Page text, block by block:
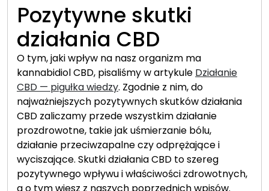
Pozytywne skutki
działania CBD
O tym, jaki wpływ na nasz organizm ma
kannabidiol CBD, pisaliśmy w artykule Działanie
CBD — pigułka wiedzy. Zgodnie z nim, do
najważniejszych pozytywnych skutków działania
CBD zaliczamy przede wszystkim działanie
prozdrowotne, takie jak uśmierzanie bólu,
działanie przeciwzapalne czy odprężające i
wyciszające. Skutki działania CBD to szereg
pozytywnego wpływu i właściwości zdrowotnych,